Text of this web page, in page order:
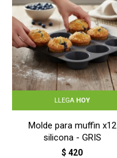
LLEGA HOY
Molde para muffin x12
silicona - GRIS
$ 420